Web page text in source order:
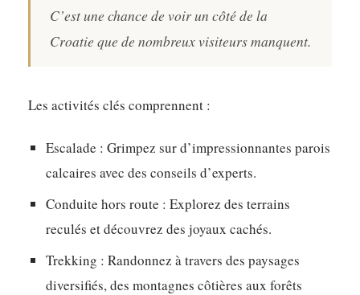
C’est une chance de voir un côté de la
Croatie que de nombreux visiteurs manquent.
Les activités clés comprennent :
Escalade : Grimpez sur d’impressionnantes parois
calcaires avec des conseils d’experts.
Conduite hors route : Explorez des terrains
reculés et découvrez des joyaux cachés.
Trekking : Randonnez à travers des paysages
diversifiés, des montagnes côtières aux forêts